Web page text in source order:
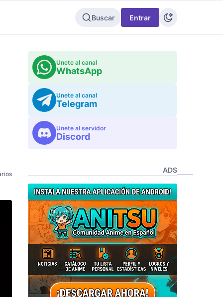
Buscar Entrar
Unete al canal
WhatsApp
Unete al canal
Telegram
Unete al servidor
Discord
ADS